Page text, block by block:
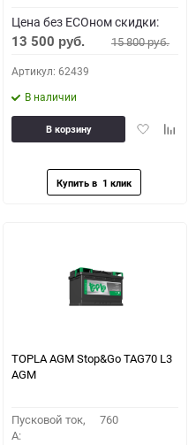
Цена без ECOном скидки:
13 500 руб. 15 800руб.
Артикул: 62439
В наличии
Добавить
В корзину
TOPLA AGM Stop&Go TAG70 L3
AGM
Пусковой ток,
A:
760